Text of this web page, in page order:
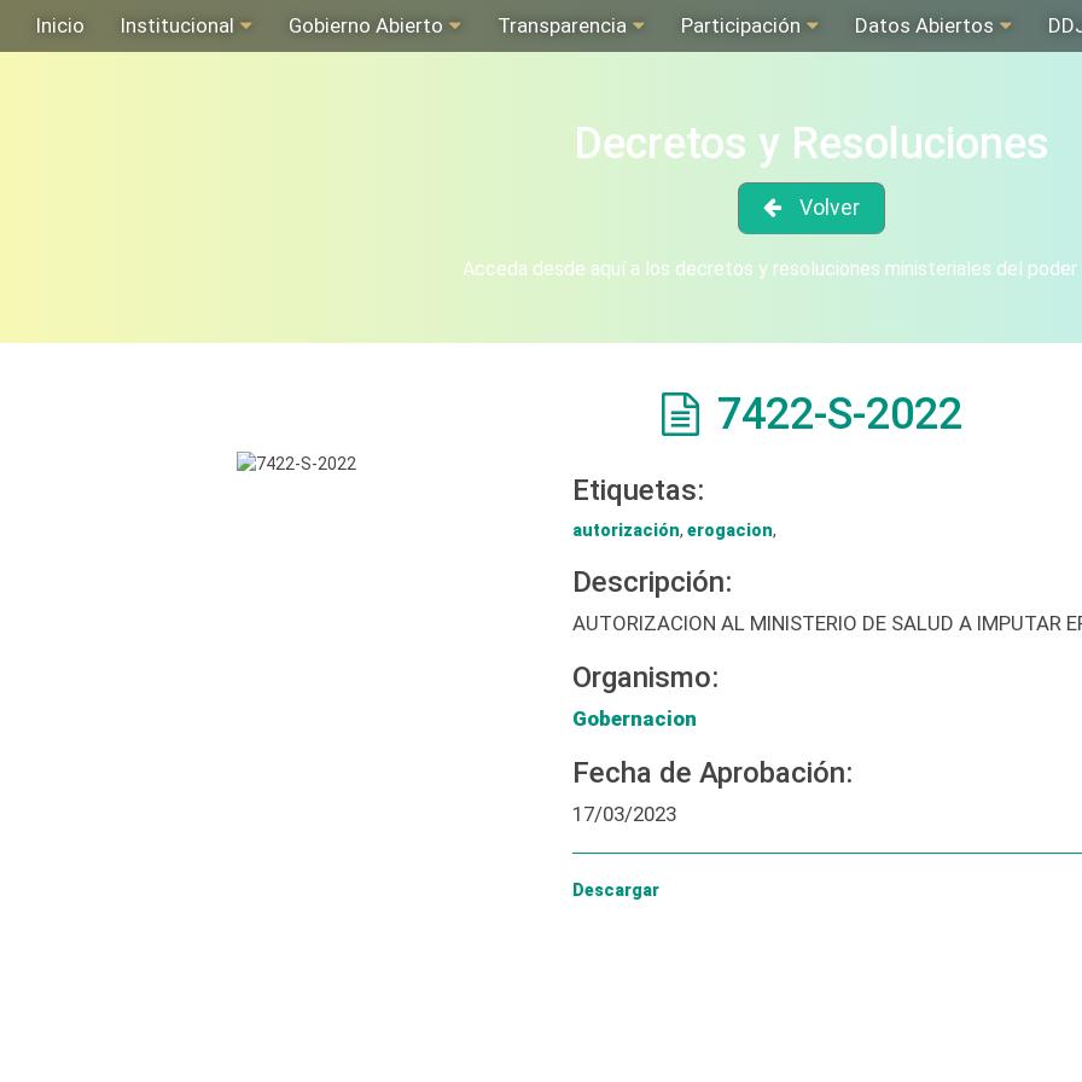
Inicio Institucional Gobierno Abierto Transparencia Participación Datos Abiertos
Decretos y Resoluciones
Volver
Acceda desde aquí a los decretos y resoluciones ministeriales del
7422-S-2022
Etiquetas:
autorización, erogacion,
Descripción:
AUTORIZACION AL MINISTERIO DE SALUD A IMPUTAR
Organismo:
Gobernacion
Fecha de Aprobación:
17/03/2023
Descargar